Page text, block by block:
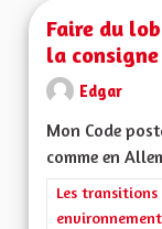
Faire du
la
Edgar
Mon Code
comme en
Filtrer les
Les